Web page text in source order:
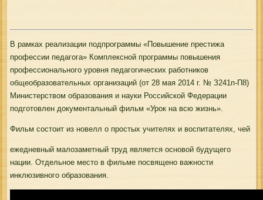
В рамках реализации подпрограммы «Повышение престижа
профессии педагога» Комплексной программы повышения
профессионального уровня педагогических работников
общеобразовательных организаций (от 28 мая 2014 г. № З241п-П8)
Министерством образования и науки Российской Федерации
подготовлен документальный фильм «Урок на всю жизнь».
Фильм состоит из новелл о простых учителях и воспитателях, чей
ежедневный малозаметный труд является основой будущего
нации. Отдельное место в фильме посвящено важности
инклюзивного образования.